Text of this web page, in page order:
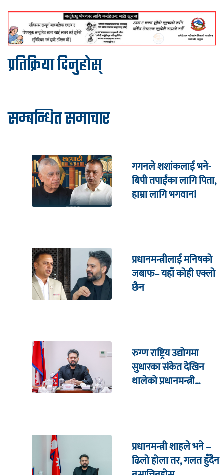
प्रतिक्रिया दिनुहोस्
सम्बन्धित समाचार
गगनले शशांकलाई भने-
बिपी तपाईंका लागि पिता,
हाम्रा लागि भगवान!
प्रधानमन्त्रीलाई मनिषको
जबाफ– यहाँ कोही एक्लो
छैन
रुग्ण राष्ट्रिय उद्योगमा
सुधारका संकेत देखिन
थालेको प्रधानमन्त्री
प्रधानमन्त्री शाहले भने –
ढिलो होला तर, गलत हुँदैन